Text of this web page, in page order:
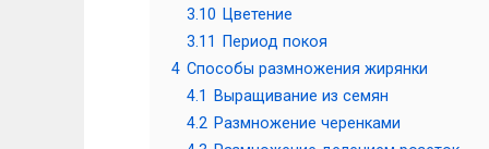
3.10 Цветение
3.11
Период покоя
4 Способы размножения жирянки
4.1
Выращивание из семян
4.2 Размножение черенками